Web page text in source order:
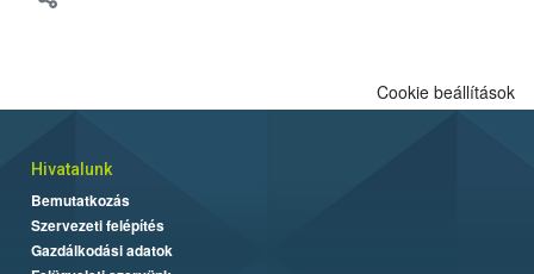
Cookie beállítások
Hivatalunk
Bemutatkozás
Szervezeti felépítés
Gazdálkodási adatok